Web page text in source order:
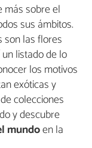
más sobre el
sus ámbitos.
son las flores
listado de lo
los motivos
exóticas y
colecciones
y descubre
mundoen la